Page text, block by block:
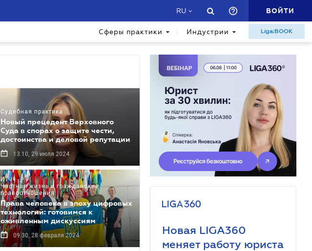
RU ВОЙТИ
Сферы практики Индустрии Liga:BOOK
Судебная практика
Новый прецедент Верховного
Суда в спорах о защите чести,
достоинства и деловой репутации
13.10, 29 июля 2024
ИТ •
Частная жизнь и гражданские
правоотношения
Права человека в эпоху цифровых
технологий: готовимся к
оживленным дискуссиям
09.30, 28 февраля 2024
Новая LIGA360
меняет работу юриста